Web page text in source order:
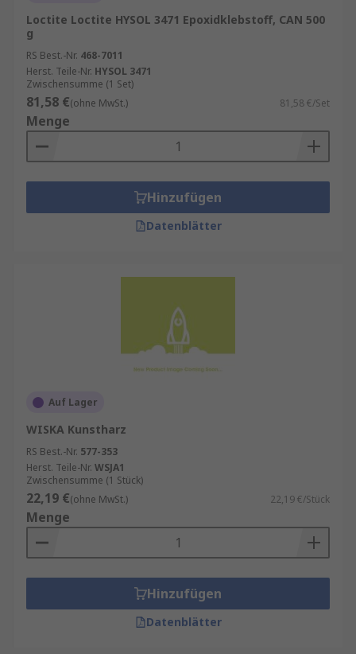
Loctite Loctite HYSOL 3471 Epoxidklebstoff, CAN 500
g
RS Best.-Nr. 468-7011
Herst. Teile-Nr. HYSOL 3471
Zwischensumme (1 Set)
81,58 €(ohne MwSt.) 81,58 €/Set
Menge
Hinzufügen
Datenblätter
Auf Lager
WISKA Kunstharz
RS Best.-Nr. 577-353
Herst. Teile-Nr. WSJA1
Zwischensumme (1 Stück)
22,19 €(ohne MwSt.) 22,19 €/Stück
Menge
Hinzufügen
Datenblätter